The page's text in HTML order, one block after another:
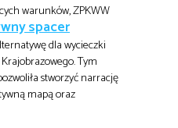
warunków, ZPKWW
spacer
dla wycieczki
Tym
stworzyć narrację
mapą oraz